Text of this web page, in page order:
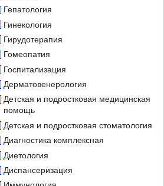
Гепатология
Гинекология
Гирудотерапия
Гомеопатия
Госпитализация
Дерматовенерология
Детская и подростковая медицинская
помощь
Детская и подростковая стоматология
Диагностика комплексная
Диетология
Диспансеризация